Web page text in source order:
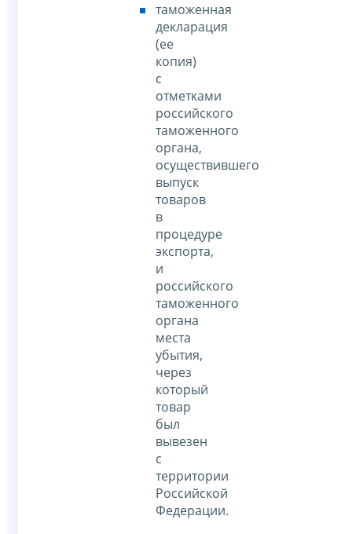
таможенная
декларация
(ее
копия)
с
отметками
российского
таможенного
органа,
осуществившего
выпуск
товаров
в
процедуре
экспорта,
и
российского
таможенного
органа
места
убытия,
через
который
товар
был
вывезен
с
территории
Российской
Федерации.